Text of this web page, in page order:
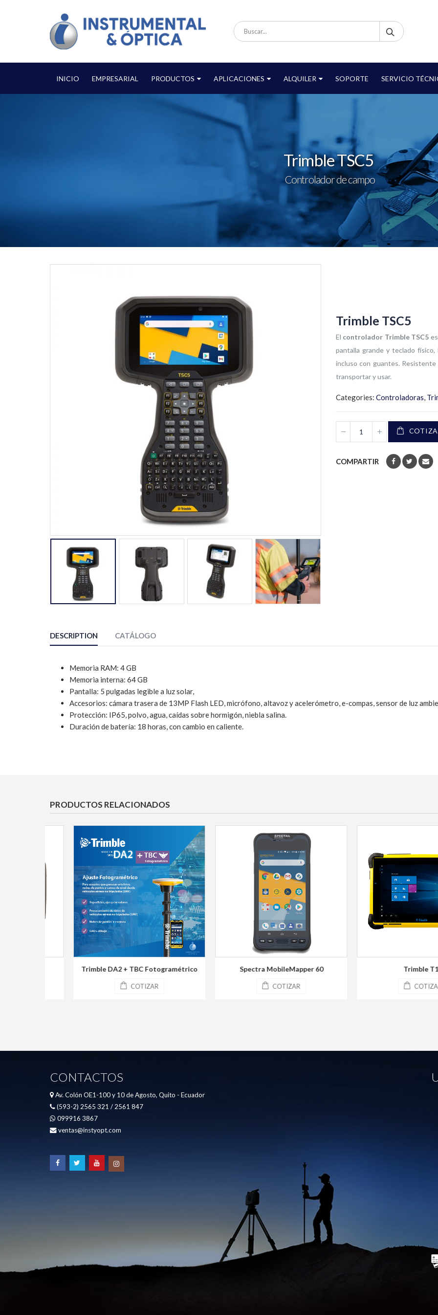
INICIO EMPRESARIAL PRODUCTOS APLICACIONES ALQUILER SOPORTE SERVICIO
Trimble TSC5
Controlador de campo
Trimble TSC5
El controlador Trimble TSC5
pantalla grande y teclado
incluso con guantes.
transportar y usar.
Categories: Controladoras,
COMPARTIR
DESCRIPTION CATÁLOGO
Memoria RAM: 4 GB
Memoria interna: 64 GB
Pantalla: 5 pulgadas legible a luz solar,
Accesorios: cámara trasera de 13MP Flash LED, micrófono, altavoz y acelerómetro, e-compas, sensor de luz
Protección: IP65, polvo, agua, caídas sobre hormigón, niebla salina.
Duración de batería: 18 horas, con cambio en caliente.
PRODUCTOS RELACIONADOS
Trimble DA2 + TBC Fotogramétrico
COTIZAR
Spectra MobileMapper 60
COTIZAR
Trimble T10
COTIZAR
CONTACTOS
Av. Colón OE1-100 y 10 de Agosto, Quito - Ecuador
(593-2) 2565 321 / 2561 847
099916 3867
ventas@instyopt.com